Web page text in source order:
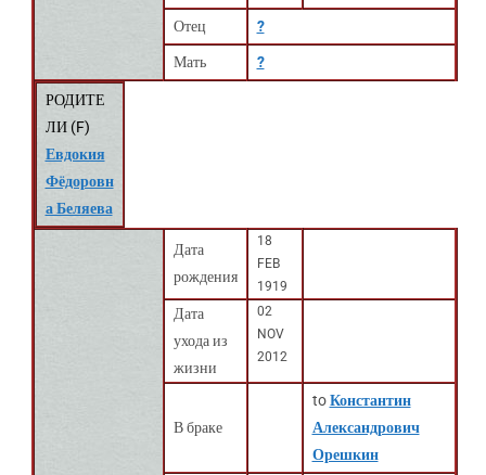
Отец ?
Мать ?
РОДИТЕ
ЛИ (F)
Евдокия
Фёдоровн
а Беляева
Дата
рождения
18
FEB
1919
Дата
ухода из
жизни
02
NOV
2012
В браке
toКонстантин
Александрович
Орешкин